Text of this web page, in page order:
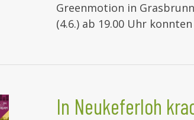
Greenmotion in
(4.6.) ab 19.00 Uhr
In Neukeferloh